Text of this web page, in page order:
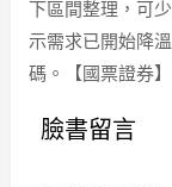
下區間整理，可
示需求已開始降
碼。【國票證券
臉書留言